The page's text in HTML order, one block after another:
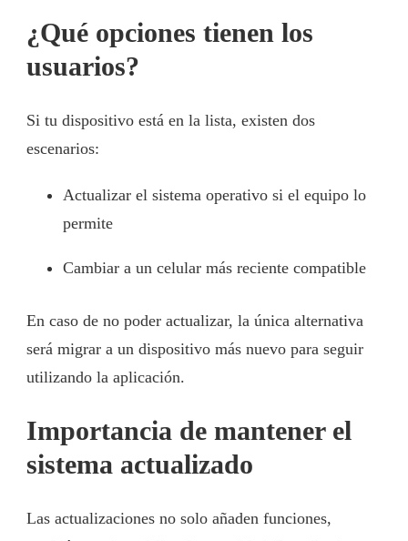
¿Qué opciones tienen los
usuarios?
Si tu dispositivo está en la lista, existen dos
escenarios:
Actualizar el sistema operativo si el equipo lo
permite
Cambiar a un celular más reciente compatible
En caso de no poder actualizar, la única alternativa
será migrar a un dispositivo más nuevo para seguir
utilizando la aplicación.
Importancia de mantener el
sistema actualizado
Las actualizaciones no solo añaden funciones,